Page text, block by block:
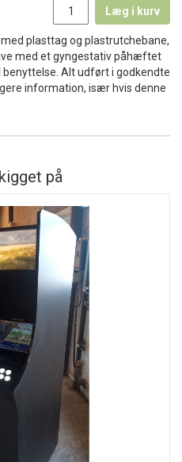
Læg i kurv
plasttag og plastrutchebane,
med et gyngestativ påhæftet
benyttelse. Alt udført i godkendte
information, især hvis denne
på